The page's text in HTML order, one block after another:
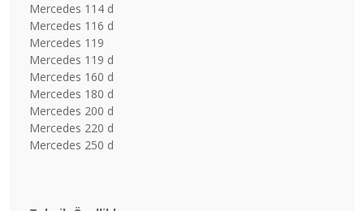
Mercedes 114 d
Mercedes 116 d
Mercedes 119
Mercedes 119 d
Mercedes 160 d
Mercedes 180 d
Mercedes 200 d
Mercedes 220 d
Mercedes 250 d